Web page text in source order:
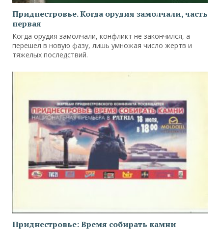
Приднестровье. Когда орудия замолчали, часть
первая
Когда орудия замолчали, конфликт не закончился, а
перешел в новую фазу, лишь умножая число жертв и
тяжелых последствий.
Приднестровье: Время собирать камни